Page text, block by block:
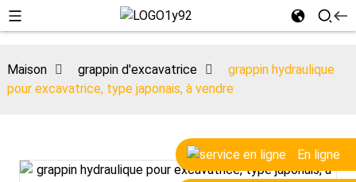
En ligne
Maison grappin d'excavatrice
grappin hydraulique
pour excavatrice, type japonais, à vendre